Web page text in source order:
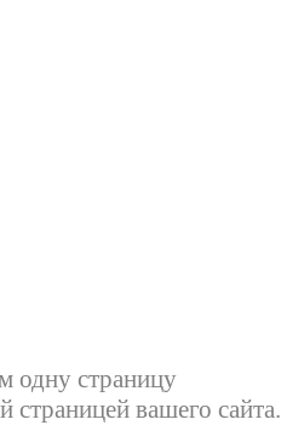
одну страницу
страницей вашего сайта.